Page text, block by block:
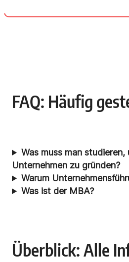
FAQ: Häufig
Was muss man studieren,
Unternehmen zu gründen?
Warum
Was ist der MBA?
Überblick: Alle